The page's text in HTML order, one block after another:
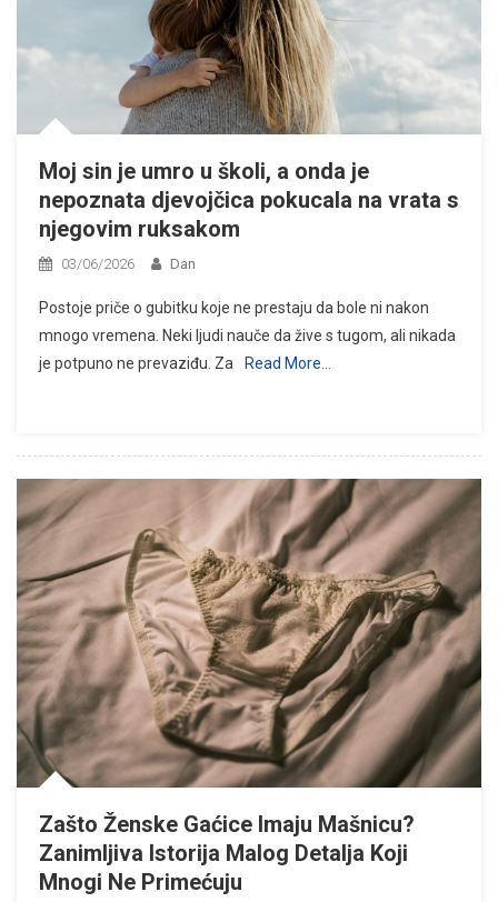
Moj sin je umro u školi, a onda je
nepoznata djevojčica pokucala na vrata s
njegovim ruksakom
03/06/2026 Dan
Postoje priče o gubitku koje ne prestaju da bole ni nakon
mnogo vremena. Neki ljudi nauče da žive s tugom, ali nikada
je potpuno ne prevaziđu. Za
Read More…
Zašto Ženske Gaćice Imaju Mašnicu?
Zanimljiva Istorija Malog Detalja Koji
Mnogi Ne Primećuju